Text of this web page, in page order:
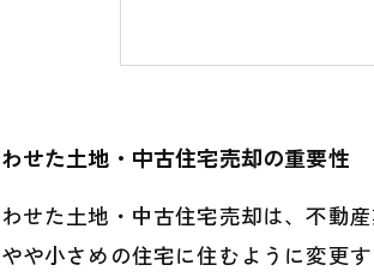
手続きや書類作
複数の不動産会社
せた土地・中古住宅売却の重要性
せた土地・中古住宅売却は、不動
や小さめの住宅に住むように変更